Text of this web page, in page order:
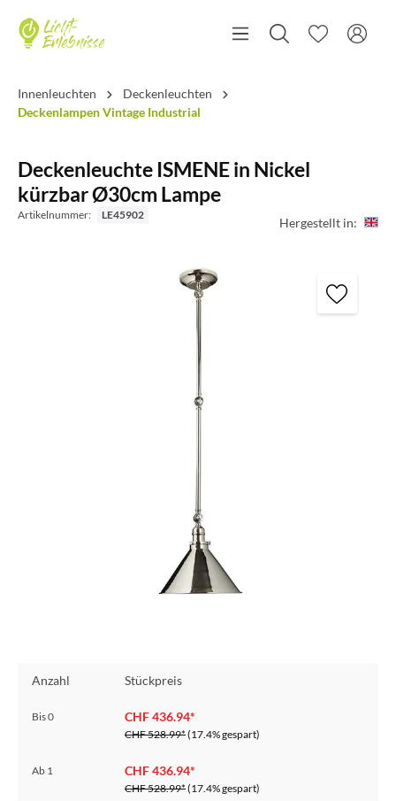
Innenleuchten
Deckenleuchten
Deckenlampen Vintage Industrial
Deckenleuchte ISMENE in Nickel
kürzbar Ø30cm Lampe
Artikelnummer: LE45902 Hergestellt in:
Anzahl Stückpreis
Bis0 CHF 436.94*
CHF 528.99*(17.4% gespart)
Ab 1 CHF 436.94*
CHF 528.99*(17.4% gespart)